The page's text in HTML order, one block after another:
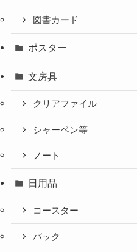
図書カード
ポスター
文房具
クリアファイル
シャーペン等
ノート
日用品
コースター
バック